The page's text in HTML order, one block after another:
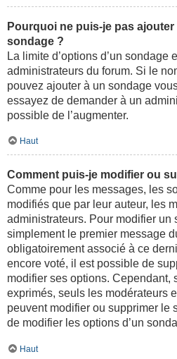
Pourquoi ne puis-je pas
sondage ?
La limite d’options d’un sondage
administrateurs du forum. Si le
pouvez ajouter à un sondage
essayez de demander à un
possible de l’augmenter.
Haut
Comment puis-je modifier ou
Comme pour les messages, les
modifiés que par leur auteur, les
administrateurs. Pour modifier un
simplement le premier message
obligatoirement associé à ce
encore voté, il est possible de
modifier ses options. Cependant,
exprimés, seuls les modérateurs
peuvent modifier ou supprimer le
de modifier les options d’un
Haut